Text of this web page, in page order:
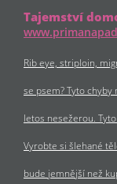
Tajemství
Rib eye, striploin,
se psem? Tyto
letos nesežerou.
Vyrobte si šlehané
bude jemnější než